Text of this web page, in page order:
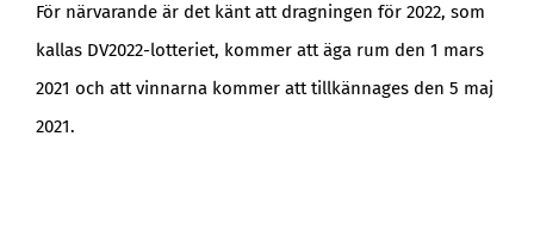
För närvarande är det känt att dragningen för 2022, som
kallas DV2022-lotteriet, kommer att äga rum den 1 mars
2021 och att vinnarna kommer att tillkännages den 5 maj
2021.